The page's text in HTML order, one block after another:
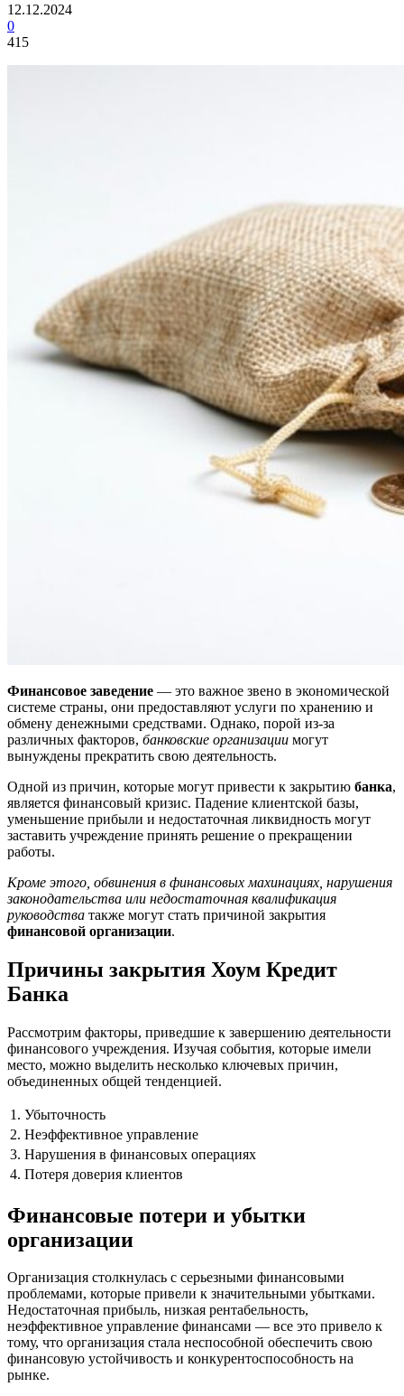
12.12.2024
0
415
Финансовое заведение — это важное звено в экономической
системе страны, они предоставляют услуги по хранению и
обмену денежными средствами. Однако, порой из-за
различных факторов, банковские организации могут
вынуждены прекратить свою деятельность.
Одной из причин, которые могут привести к закрытию банка,
является финансовый кризис. Падение клиентской базы,
уменьшение прибыли и недостаточная ликвидность могут
заставить учреждение принять решение о прекращении
работы.
Кроме этого, обвинения в финансовых махинациях, нарушения
законодательства или недостаточная квалификация
руководства также могут стать причиной закрытия
финансовой организации.
Причины закрытия Хоум Кредит
Банка
Рассмотрим факторы, приведшие к завершению деятельности
финансового учреждения. Изучая события, которые имели
место, можно выделить несколько ключевых причин,
объединенных общей тенденцией.
1. Убыточность
2. Неэффективное управление
3. Нарушения в финансовых операциях
4. Потеря доверия клиентов
Финансовые потери и убытки
организации
Организация столкнулась с серьезными финансовыми
проблемами, которые привели к значительными убытками.
Недостаточная прибыль, низкая рентабельность,
неэффективное управление финансами — все это привело к
тому, что организация стала неспособной обеспечить свою
финансовую устойчивость и конкурентоспособность на
рынке.